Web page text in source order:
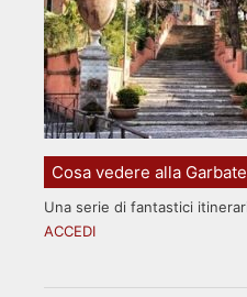
Cosa vedere alla
Una serie di fantastici
ACCEDI